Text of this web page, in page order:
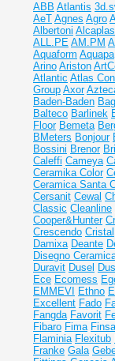
ABB Atlantis
AeT Agnes Agro
Albertoni
ALL.PE AM.PM
Aquaform Aquapa
Arino Ariston
Atlantic Atlas
Group Axor
Baden-Baden
Balteco Barlinek
Floor Bemeta
BMeters Bonjour
Bossini Brenor
Caleffi Cameya
Ceramika Color
Ceramiсa Santa
Cersanit Cewal
Classic Cleanline
Cooper&Hunter
Crescendo Cristal
Damixa Deante
Disegno
Duravit Dusel
Ece Ecomess
EMMEVI
Ethno
Excellent Fado
Fangda Favorit
Fibaro Fima Finsa
Flaminia Flexitub
Franke Gala